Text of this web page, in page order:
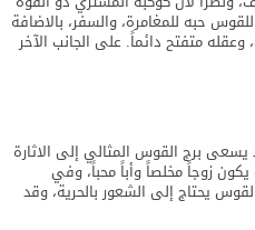
حبه للمغامرة، والسفر، بالاضافة
متفتح دائماً. على الجانب الآخر
برج القوس المثالي إلى الاثارة
زوجاً مخلصاً وأباً محباً، وفي
يحتاج إلى الشعور بالحرية، وقد